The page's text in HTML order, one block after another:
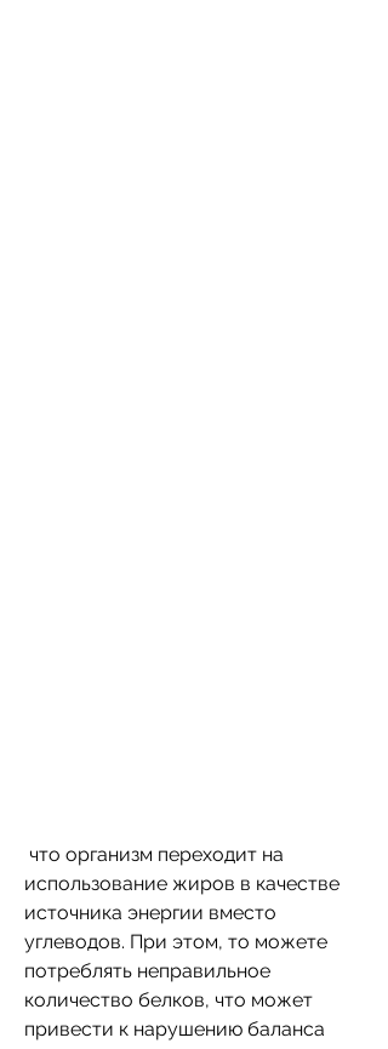
использование жиров в качестве
источника энергии вместо
углеводов. При этом, то можете
потреблять неправильное
количество белков, что может
привести к нарушению баланса